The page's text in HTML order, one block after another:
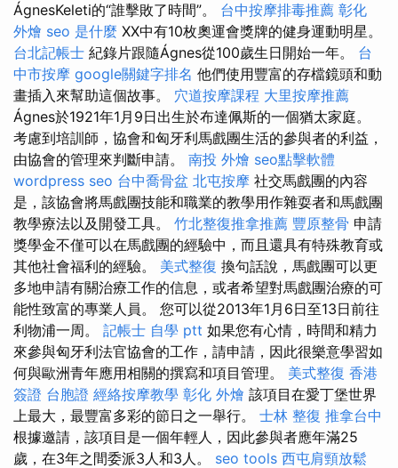
ÁgnesKeleti的“誰擊敗了時間”。 台中按摩排毒推薦 彰化
外燴 seo 是什麼 XX中有10枚奧運會獎牌的健身運動明星。
台北記帳士 紀錄片跟隨Ágnes從100歲生日開始一年。 台
中市按摩 google關鍵字排名 他們使用豐富的存檔鏡頭和動
畫插入來幫助這個故事。 穴道按摩課程 大里按摩推薦
Ágnes於1921年1月9日出生於布達佩斯的一個猶太家庭。
考慮到培訓師，協會和匈牙利馬戲團生活的參與者的利益，
由協會的管理來判斷申請。 南投 外燴 seo點擊軟體
wordpress seo 台中喬骨盆 北屯按摩 社交馬戲團的內容
是，該協會將馬戲團技能和職業的教學用作雜耍者和馬戲團
教學療法以及開發工具。 竹北整復推拿推薦 豐原整骨 申請
獎學金不僅可以在馬戲團的經驗中，而且還具有特殊教育或
其他社會福利的經驗。 美式整復 換句話說，馬戲團可以更
多地申請有關治療工作的信息，或者希望對馬戲團治療的可
能性致富的專業人員。 您可以從2013年1月6日至13日前往
利物浦一周。 記帳士 自學 ptt 如果您有心情，時間和精力
來參與匈牙利法官協會的工作，請申請，因此很樂意學習如
何與歐洲青年應用相關的撰寫和項目管理。 美式整復 香港
簽證 台胞證 經絡按摩教學 彰化 外燴 該項目在愛丁堡世界
上最大，最豐富多彩的節日之一舉行。 士林 整復 推拿台中
根據邀請，該項目是一個年輕人，因此參與者應年滿25
歲，在3年之間委派3人和3人。 seo tools 西屯肩頸放鬆